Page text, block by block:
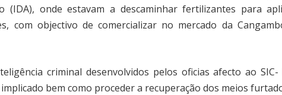
(IDA), onde estavam a descaminhar fertilizantes para
com objectivo de comercializar no mercado da
criminal desenvolvidos pelos oficias afecto ao SIC-
bem como proceder a recuperação dos meios